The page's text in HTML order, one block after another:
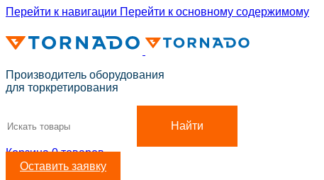
Перейти к навигации Перейти к основному содержимому
Производитель оборудования
для торкретирования
Найти
Корзина0товаров
Оставить заявку